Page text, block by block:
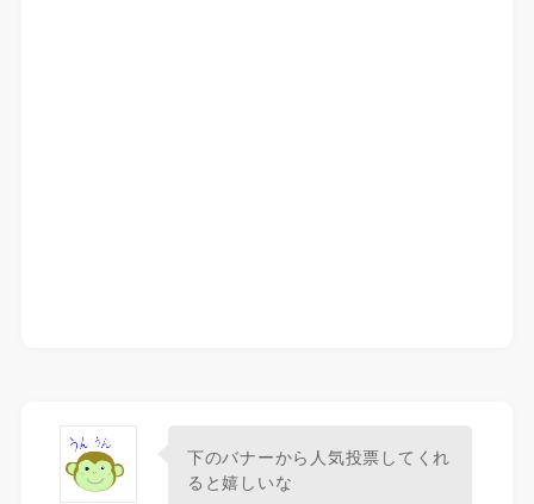
下のバナーから人気投票してくれ
ると嬉しいな